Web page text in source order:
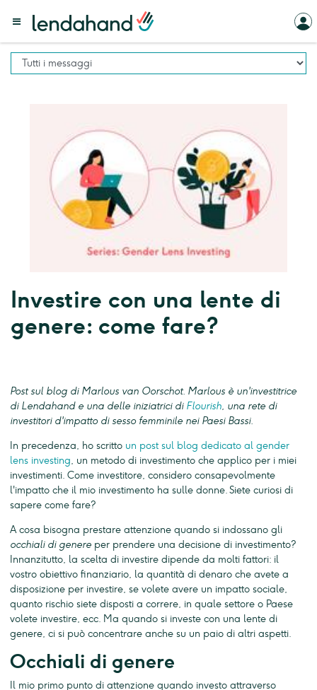
Investire con una lente di
genere: come fare?
Post sul blog di Marlous van Oorschot. Marlous è un'investitrice
di Lendahand e una delle iniziatrici di Flourish, una rete di
investitori d'impatto di sesso femminile nei Paesi Bassi.
In precedenza, ho scritto un post sul blog dedicato al gender
lens investing, un metodo di investimento che applico per i miei
investimenti. Come investitore, considero consapevolmente
l'impatto che il mio investimento ha sulle donne. Siete curiosi di
sapere come fare?
A cosa bisogna prestare attenzione quando si indossano gli
occhiali di genere per prendere una decisione di investimento?
Innanzitutto, la scelta di investire dipende da molti fattori: il
vostro obiettivo finanziario, la quantità di denaro che avete a
disposizione per investire, se volete avere un impatto sociale,
quanto rischio siete disposti a correre, in quale settore o Paese
volete investire, ecc. Ma quando si investe con una lente di
genere, ci si può concentrare anche su un paio di altri aspetti.
Occhiali di genere
Il mio primo punto di attenzione quando investo attraverso